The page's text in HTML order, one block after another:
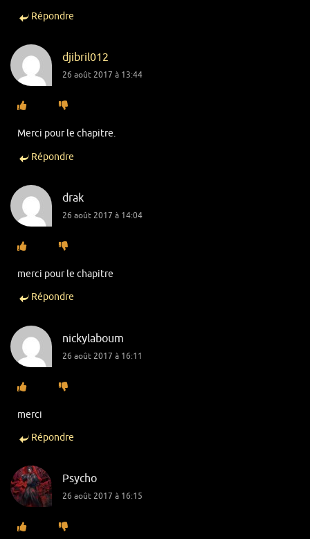
Répondre
djibril012
26 août 2017 à 13:44
Merci pour le chapitre.
Répondre
drak
26 août 2017 à 14:04
merci pour le chapitre
Répondre
nickylaboum
26 août 2017 à 16:11
merci
Répondre
Psycho
26 août 2017 à 16:15